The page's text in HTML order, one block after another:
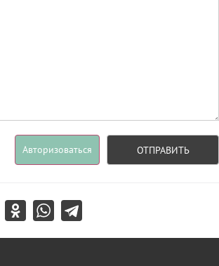
Авторизоваться ОТПРАВИТЬ